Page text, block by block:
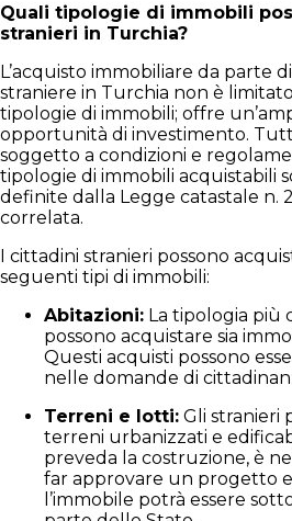
Quali tipologie di immobili
stranieri in Turchia?
L’acquisto immobiliare da parte
straniere in Turchia non è
tipologie di immobili; offre
opportunità di investimento.
soggetto a condizioni e
tipologie di immobili acquistabili
definite dalla Legge catastale n.
correlata.
I cittadini stranieri possono
seguenti tipi di immobili:
Abitazioni: La tipologia più
possono acquistare sia
Questi acquisti possono
nelle domande di
Terreni e lotti: Gli stranieri
terreni urbanizzati e
preveda la costruzione, è
far approvare un progetto
l’immobile potrà essere